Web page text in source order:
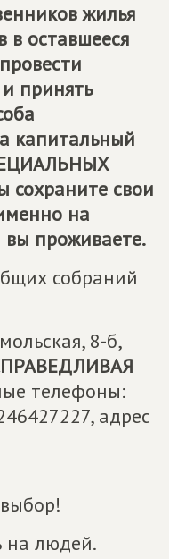
жилья
в оставшееся
принять
капитальный
свои
на
проживаете.
собраний
8-б,
телефоны:
адрес
на людей.